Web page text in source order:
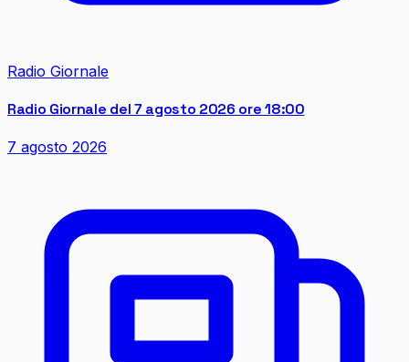
Radio Giornale
Radio Giornale del 7 agosto 2026 ore 18:00
7 agosto 2026